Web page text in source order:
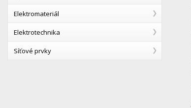
Elektromateriál
Elektrotechnika
Síťové prvky